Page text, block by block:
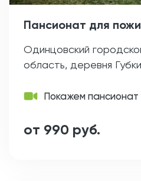
Пансионат для
Одинцовский
область, деревня
Покажем пансионат
от 990 руб.